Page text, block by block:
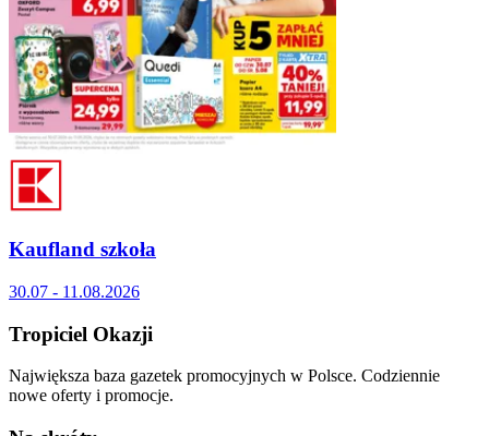
Kaufland szkoła
30.07 - 11.08.2026
Tropiciel Okazji
Największa baza gazetek promocyjnych w Polsce. Codziennie
nowe oferty i promocje.